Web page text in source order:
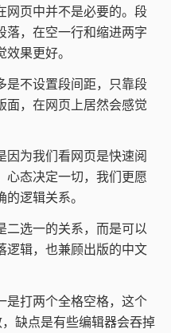
网页中并不是必要的。段
落，在空一行和缩进两字
果更好。
是不设置段间距，只靠段
面，在网页上居然会感觉
因为我们看网页是快速阅
心态决定一切，我们更愿
逻辑关系。
二选一的关系，而是可以
逻辑，也兼顾出版的中文
是打两个全格空格，这个
缺点是有些编辑器会吞掉